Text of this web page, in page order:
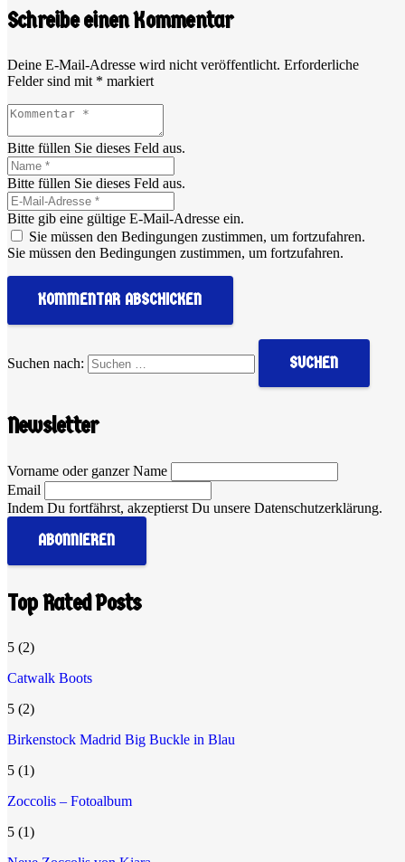
Schreibe einen Kommentar
Deine E-Mail-Adresse wird nicht veröffentlicht. Erforderliche
Felder sind mit * markiert
Bitte füllen Sie dieses Feld aus.
Bitte füllen Sie dieses Feld aus.
Bitte gib eine gültige E-Mail-Adresse ein.
Sie müssen den Bedingungen zustimmen, um fortzufahren.
Sie müssen den Bedingungen zustimmen, um fortzufahren.
KOMMENTAR ABSCHICKEN
Suchen nach:
Newsletter
Vorname oder ganzer Name
Email
Indem Du fortfährst, akzeptierst Du unsere Datenschutzerklärung.
Top Rated Posts
5 (2)
Catwalk Boots
5 (2)
Birkenstock Madrid Big Buckle in Blau
5 (1)
Zoccolis – Fotoalbum
5 (1)